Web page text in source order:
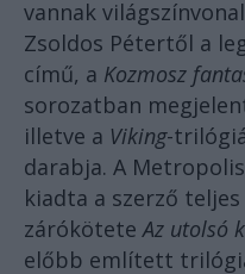
vannak
Zsoldos Pétertől a
című, a Kozmosz
sorozatban
illetve a Viking-
darabja. A
kiadta a szerző
zárókötete Az utolsó
előbb említett